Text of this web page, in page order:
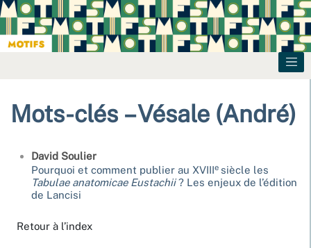
Mots-clés – Vésale (André)
David Soulier
Pourquoi et comment publier au XVIIIe siècle les
Tabulae anatomicae Eustachii? Les enjeux de l’édition
de Lancisi
Retour à l’index